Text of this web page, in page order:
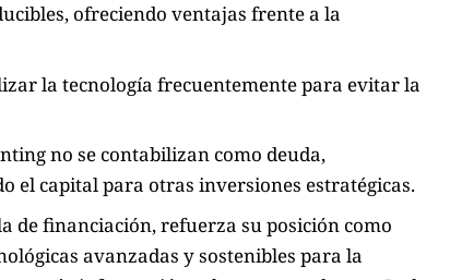
ofreciendo ventajas frente a la
la tecnología frecuentemente para evitar la
no se contabilizan como deuda,
el capital para otras inversiones estratégicas.
de financiación, refuerza su posición como
avanzadas y sostenibles para la